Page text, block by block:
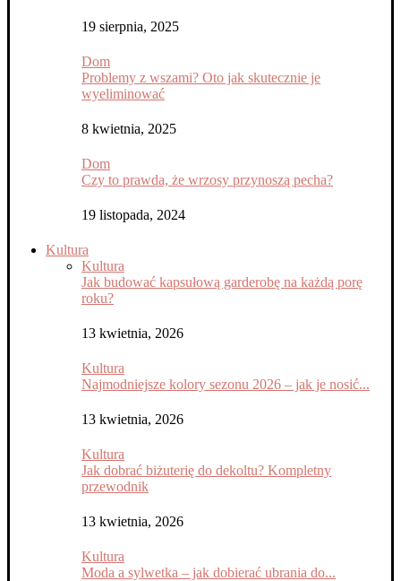
19 sierpnia, 2025
Dom
Problemy z wszami? Oto jak skutecznie je
wyeliminować
8 kwietnia, 2025
Dom
Czy to prawda, że wrzosy przynoszą pecha?
19 listopada, 2024
Kultura
Kultura
Jak budować kapsułową garderobę na każdą porę
roku?
13 kwietnia, 2026
Kultura
Najmodniejsze kolory sezonu 2026 – jak je nosić...
13 kwietnia, 2026
Kultura
Jak dobrać biżuterię do dekoltu? Kompletny
przewodnik
13 kwietnia, 2026
Kultura
Moda a sylwetka – jak dobierać ubrania do...